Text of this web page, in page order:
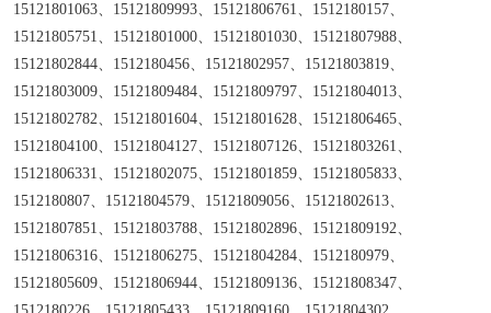
15121801063、15121809993、15121806761、1512180157、
15121805751、15121801000、15121801030、15121807988、
15121802844、1512180456、15121802957、15121803819、
15121803009、15121809484、15121809797、15121804013、
15121802782、15121801604、15121801628、15121806465、
15121804100、15121804127、15121807126、15121803261、
15121806331、15121802075、15121801859、15121805833、
1512180807、15121804579、15121809056、15121802613、
15121807851、15121803788、15121802896、15121809192、
15121806316、15121806275、15121804284、1512180979、
15121805609、15121806944、15121809136、15121808347、